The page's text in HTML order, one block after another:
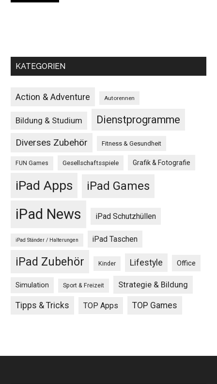
KATEGORIEN
Action & Adventure Autorennen
Bildung & Studium Dienstprogramme
Diverses Zubehör Fitness & Gesundheit
FUN Games Gesellschaftsspiele Grafik & Fotografie
iPad Apps iPad Games
iPad News iPad Schutzhüllen
iPad Ständer / Halterungen iPad Taschen
iPad Zubehör Kinder Lifestyle Office
Simulation Sport & Freizeit Strategie & Bildung
Tipps & Tricks TOP Apps TOP Games